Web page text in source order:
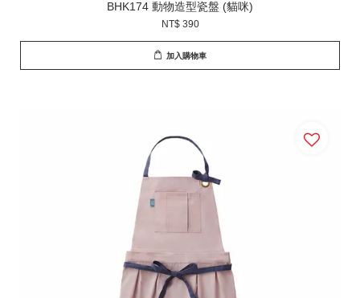
BHK174 動物造型瓷盤 (貓咪)
NT$ 390
加入購物車